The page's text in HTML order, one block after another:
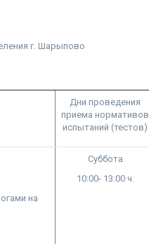
г. Шарыпово
Дни проведения
приема нормативов
испытаний (тестов)
на
Суббота
10:00- 13:00 ч.